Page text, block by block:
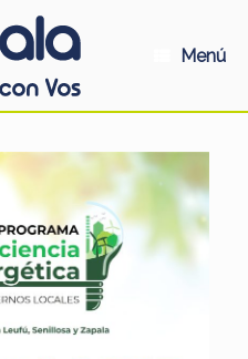
Menú